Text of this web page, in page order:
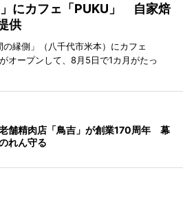
にカフェ「PUKU」 自家焙
供
縁側」（八千代市米本）にカフェ
オープンして、8月5日で1カ月がたっ
舗精肉店「鳥吉」が創業170周年 幕
れん守る